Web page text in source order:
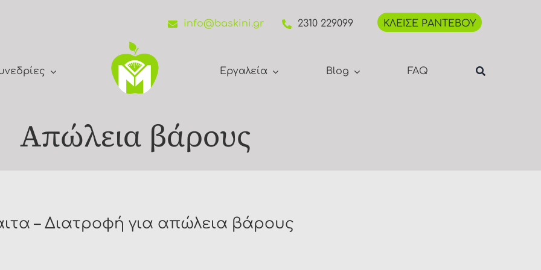
info@baskini.gr 2310 229099 ΚΛΕΙΣΕ ΡΑΝΤΕΒΟΥ
Εργαλεία Blog FAQ
Απώλεια βάρους
– Διατροφή για απώλεια βάρους